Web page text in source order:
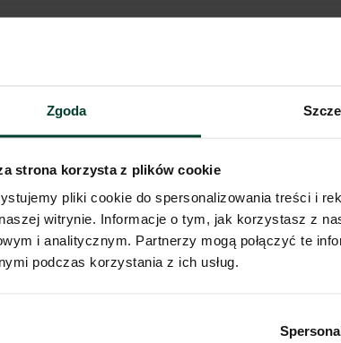
Zgoda
strona korzysta z plików cookie
pliki cookie do spersonalizowania treści i
witrynie. Informacje o tym, jak korzystasz z
i analitycznym. Partnerzy mogą połączyć te
podczas korzystania z ich usług.